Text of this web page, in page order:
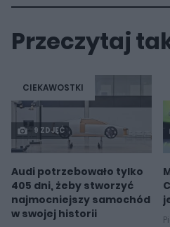
Przeczytaj
CIEKAWOSTKI
9 ZDJĘĆ
Audi potrzebowało tylko
405 dni, żeby stworzyć
najmocniejszy samochód
w swojej historii